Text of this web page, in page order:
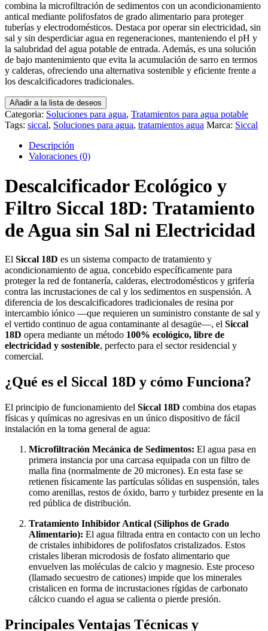
combina la microfiltración de sedimentos con un acondicionamiento
antical mediante polifosfatos de grado alimentario para proteger
tuberías y electrodomésticos. Destaca por operar sin electricidad, sin
sal y sin desperdiciar agua en regeneraciones, manteniendo el pH y
la salubridad del agua potable de entrada. Además, es una solución
de bajo mantenimiento que evita la acumulación de sarro en termos
y calderas, ofreciendo una alternativa sostenible y eficiente frente a
los descalcificadores tradicionales.
Añadir a la lista de deseos
Categoria: Soluciones para agua, Tratamientos para agua potable
Tags: siccal, Soluciones para agua, tratamientos agua Marca: Siccal
Descripción
Valoraciones (0)
Descalcificador Ecológico y
Filtro Siccal 18D: Tratamiento
de Agua sin Sal ni Electricidad
El Siccal 18D es un sistema compacto de tratamiento y
acondicionamiento de agua, concebido específicamente para
proteger la red de fontanería, calderas, electrodomésticos y grifería
contra las incrustaciones de cal y los sedimentos en suspensión. A
diferencia de los descalcificadores tradicionales de resina por
intercambio iónico —que requieren un suministro constante de sal y
el vertido continuo de agua contaminante al desagüe—, el Siccal
18D opera mediante un método 100% ecológico, libre de
electricidad y sostenible, perfecto para el sector residencial y
comercial.
¿Qué es el Siccal 18D y cómo Funciona?
El principio de funcionamiento del Siccal 18D combina dos etapas
físicas y químicas no agresivas en un único dispositivo de fácil
instalación en la toma general de agua:
Microfiltración Mecánica de Sedimentos: El agua pasa en
primera instancia por una carcasa equipada con un filtro de
malla fina (normalmente de 20 micrones). En esta fase se
retienen físicamente las partículas sólidas en suspensión, tales
como arenillas, restos de óxido, barro y turbidez presente en la
red pública de distribución.
Tratamiento Inhibidor Antical (Siliphos de Grado
Alimentario): El agua filtrada entra en contacto con un lecho
de cristales inhibidores de polifosfatos cristalizados. Estos
cristales liberan microdosis de fosfato alimentario que
envuelven las moléculas de calcio y magnesio. Este proceso
(llamado secuestro de cationes) impide que los minerales
cristalicen en forma de incrustaciones rígidas de carbonato
cálcico cuando el agua se calienta o pierde presión.
Principales Ventajas Técnicas y